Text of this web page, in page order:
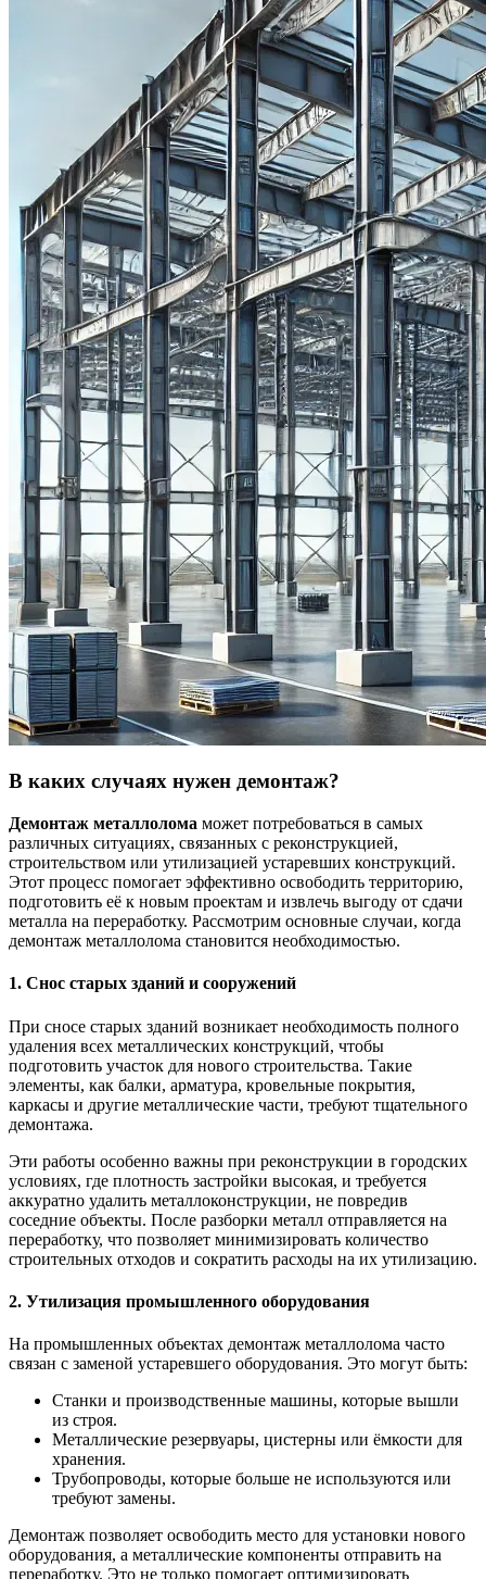
В каких случаях нужен демонтаж?
Демонтаж металлолома может потребоваться в самых
различных ситуациях, связанных с реконструкцией,
строительством или утилизацией устаревших конструкций.
Этот процесс помогает эффективно освободить территорию,
подготовить её к новым проектам и извлечь выгоду от сдачи
металла на переработку. Рассмотрим основные случаи, когда
демонтаж металлолома становится необходимостью.
1. Снос старых зданий и сооружений
При сносе старых зданий возникает необходимость полного
удаления всех металлических конструкций, чтобы
подготовить участок для нового строительства. Такие
элементы, как балки, арматура, кровельные покрытия,
каркасы и другие металлические части, требуют тщательного
демонтажа.
Эти работы особенно важны при реконструкции в городских
условиях, где плотность застройки высокая, и требуется
аккуратно удалить металлоконструкции, не повредив
соседние объекты. После разборки металл отправляется на
переработку, что позволяет минимизировать количество
строительных отходов и сократить расходы на их утилизацию.
2. Утилизация промышленного оборудования
На промышленных объектах демонтаж металлолома часто
связан с заменой устаревшего оборудования. Это могут быть:
Станки и производственные машины, которые вышли
из строя.
Металлические резервуары, цистерны или ёмкости для
хранения.
Трубопроводы, которые больше не используются или
требуют замены.
Демонтаж позволяет освободить место для установки нового
оборудования, а металлические компоненты отправить на
переработку. Это не только помогает оптимизировать